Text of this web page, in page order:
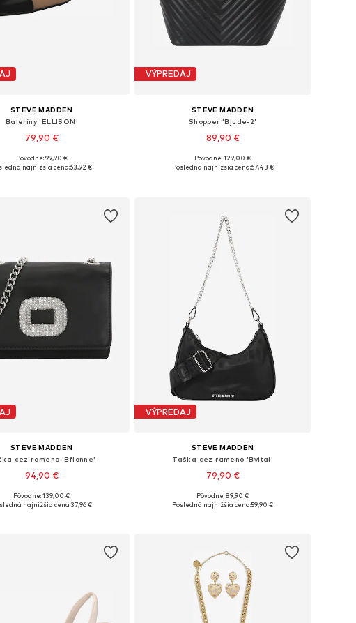
STEVE MADDEN
Baleríny 'ELLISON'
79,90 €
veľkosti: 36, 37, 38, 39, 40, 41
Pôvodne: 99,90 €
najnižšia cena:63,92 €
VÝPREDAJ
STEVE MADDEN
Shopper 'Bjude-2'
89,90 €
Dostupné veľkosti: One Size
Pôvodne: 129,00 €
Posledná najnižšia cena:67,43 €
STEVE MADDEN
cez rameno 'Bflonne'
94,90 €
veľkosti: One Size
Pôvodne: 139,00 €
najnižšia cena:37,96 €
VÝPREDAJ
STEVE MADDEN
Taška cez rameno 'Bvital'
79,90 €
Dostupné veľkosti: One Size
Pôvodne: 89,90 €
Posledná najnižšia cena:59,90 €